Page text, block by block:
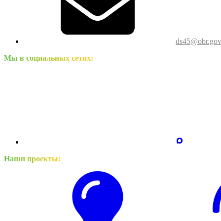
Мы в социальных сетях:
Наши проекты: